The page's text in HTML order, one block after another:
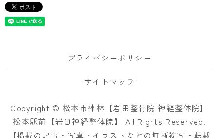
プライバシーポリシー
サイトマップ
Copyright © 松本市神林【岩田整骨院 神経整体院】
松本駅前【岩田神経整体院】 All Rights Reserved.
【掲載の記事・写真・イラストなどの無断複写・転載